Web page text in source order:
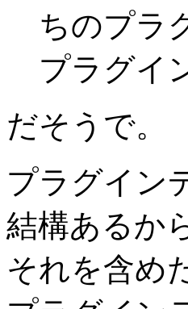
ちのプラ
プラグイ
だそうで。
プラグイン
結構あるか
それを含め